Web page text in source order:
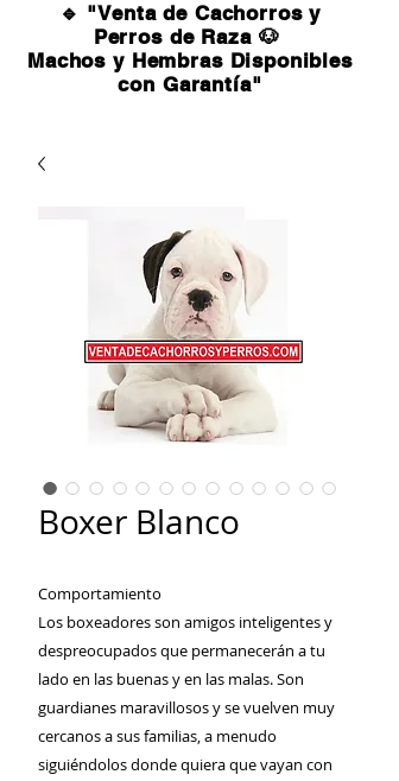
🔹 "Venta de Cachorros y
Perros de Raza 🐶
Machos y Hembras Disponibles
con Garantía"
Boxer Blanco
Comportamiento
Los boxeadores son amigos inteligentes y
despreocupados que permanecerán a tu
lado en las buenas y en las malas. Son
guardianes maravillosos y se vuelven muy
cercanos a sus familias, a menudo
siguiéndolos donde quiera que vayan con